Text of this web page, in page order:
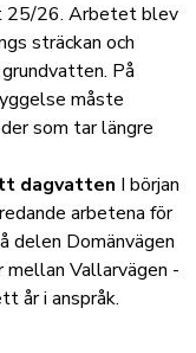
25/26. Arbetet blev
sträckan och
På
måste
som tar längre
dagvatten I början
arbetena för
delen Domänvägen
Vallarvägen -
år i anspråk.